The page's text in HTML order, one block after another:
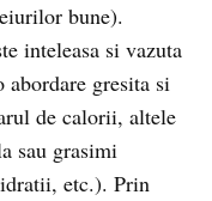
bune).
inteleasa si vazuta
abordare gresita si
de calorii, altele
sau grasimi
etc.). Prin